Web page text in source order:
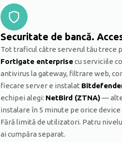
Securitate de bancă.
Tot traficul către serverul tău trece
Fortigate enterprisecu serviciile
antivirus la gateway, filtrare web,
fiecare server e instalat
echipei alegi: NetBird (ZTNA)—
instalare în 5 minute pe orice
Fără limită de utilizatori. Patru
ai cumpăra separat.